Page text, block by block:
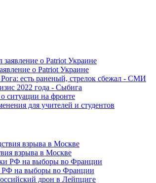
о Patriot Украине
есть раненый, стрелок сбежал - СМИ
2022 года - Сыбига
ситуации на фронте
для учителей и студентов
взрыва в Москве
РФ на выборы во Франции